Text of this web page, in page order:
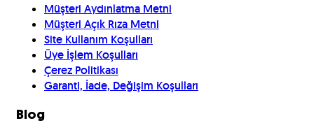
Müşteri Aydınlatma Metni
Müşteri Açık Rıza Metni
Site Kullanım Koşulları
Üye İşlem Koşulları
Çerez Politikası
Garanti, İade, Değişim Koşulları
Blog